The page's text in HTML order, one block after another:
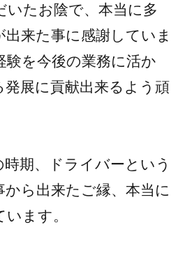
いたお陰で、本当に多
出来た事に感謝していま
験を今後の業務に活か
発展に貢献出来るよう頑
期、ドライバーという
ら出来たご縁、本当に
ます。